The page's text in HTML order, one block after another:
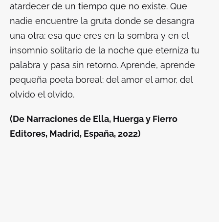
atardecer de un tiempo que no existe. Que
nadie encuentre la gruta donde se desangra
una otra: esa que eres en la sombra y en el
insomnio solitario de la noche que eterniza tu
palabra y pasa sin retorno. Aprende, aprende
pequeña poeta boreal: del amor el amor, del
olvido el olvido.
(De Narraciones de Ella, Huerga y Fierro
Editores, Madrid, España, 2022)